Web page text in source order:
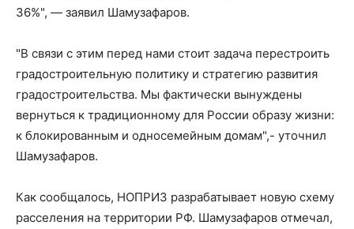
36%", — заявил Шамузафаров.
"В связи с этим перед нами стоит задача перестроить
градостроительную политику и стратегию развития
градостроительства. Мы фактически вынуждены
вернуться к традиционному для России образу жизни:
к блокированным и односемейным домам",- уточнил
Шамузафаров.
Как сообщалось, НОПРИЗ разрабатывает новую схему
расселения на территории РФ. Шамузафаров отмечал,